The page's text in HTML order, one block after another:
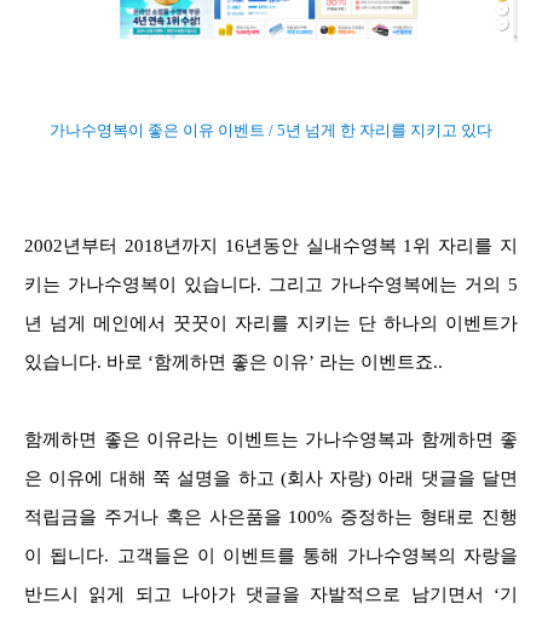
가나수영복이 좋은 이유 이벤트 / 5년 넘게 한 자리를 지키고 있다
2002년부터 2018년까지 16년동안 실내수영복 1위 자리를 지
키는 가나수영복이 있습니다. 그리고 가나수영복에는 거의 5
년 넘게 메인에서 꿋꿋이 자리를 지키는 단 하나의 이벤트가
있습니다. 바로 ‘함께하면 좋은 이유’ 라는 이벤트죠..
함께하면 좋은 이유라는 이벤트는 가나수영복과 함께하면 좋
은 이유에 대해 쭉 설명을 하고 (회사 자랑) 아래 댓글을 달면
적립금을 주거나 혹은 사은품을 100% 증정하는 형태로 진행
이 됩니다. 고객들은 이 이벤트를 통해 가나수영복의 자랑을
반드시 읽게 되고 나아가 댓글을 자발적으로 남기면서 ‘기